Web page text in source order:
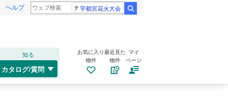
ヘルプ 宇都宮花火大会
知る
カタログ/質問
お気に入り
物件
最近見た
物件
マイ
ページ